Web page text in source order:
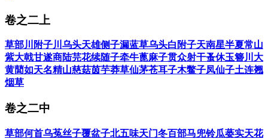
卷之二上
草部川附子川乌头天雄侧子漏蓝草乌头白附子天南星半夏常山
紫大戟甘遂商陆芫花续随子牵牛蓖麻子贯众射干蚤休玉簪川大
黄䕡如天名精山慈菇茵芋莽草仙茅苍耳子木鳖子凤仙子土连翘
烟草
卷之二中
草部何首乌菟丝子覆盆子北五味天门冬百部马兜铃瓜蒌实天花